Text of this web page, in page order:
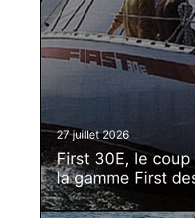
27 juillet 2026
First 30E, le
la gamme First